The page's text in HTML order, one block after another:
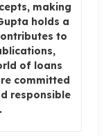
making
holds a
to
of loans
committed
responsible